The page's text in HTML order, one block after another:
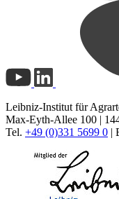
Leibniz-Institut für
Max-Eyth-Allee 100 |
Tel. +49 (0)331 5699 0 |